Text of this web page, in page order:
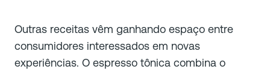
Outras receitas vêm ganhando espaço entre
consumidores interessados em novas
experiências. O espresso tônica combina o